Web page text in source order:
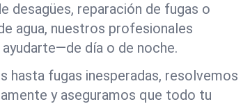
desagües, reparación de fugas o
agua, nuestros profesionales
día o de noche.
hasta fugas inesperadas, resolvemos
y aseguramos que todo tu